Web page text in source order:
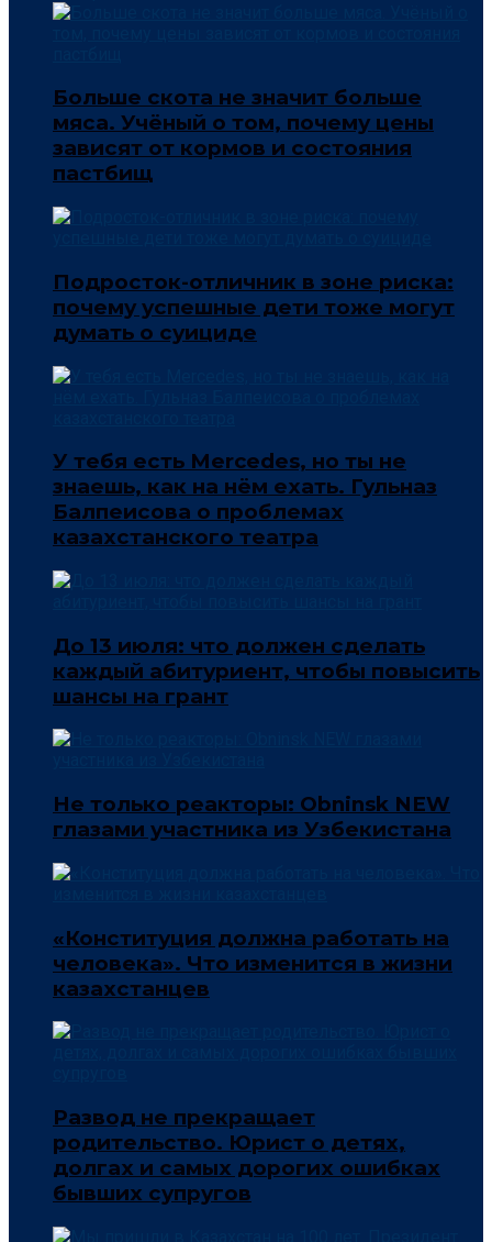
Больше скота не значит больше
мяса. Учёный о том, почему цены
зависят от кормов и состояния
пастбищ
Подросток-отличник в зоне риска:
почему успешные дети тоже могут
думать о суициде
У тебя есть Mercedes, но ты не
знаешь, как на нём ехать. Гульназ
Балпеисова о проблемах
казахстанского театра
До 13 июля: что должен сделать
каждый абитуриент, чтобы повысить
шансы на грант
Не только реакторы: Obninsk NEW
глазами участника из Узбекистана
«Конституция должна работать на
человека». Что изменится в жизни
казахстанцев
Развод не прекращает
родительство. Юрист о детях,
долгах и самых дорогих ошибках
бывших супругов